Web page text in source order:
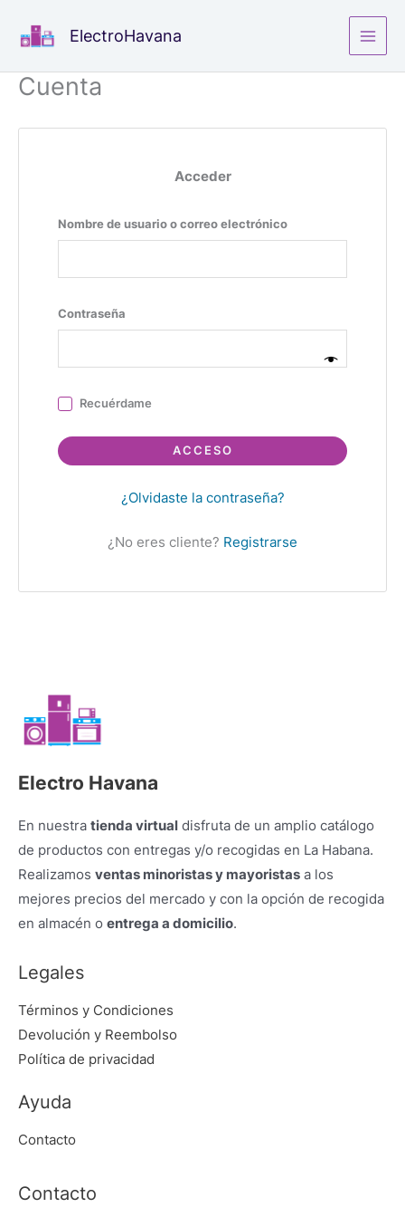
ElectroHavana
Cuenta
Acceder
Nombre de usuario o correo electrónico
Contraseña
Recuérdame
ACCESO
¿Olvidaste la contraseña?
¿No eres cliente? Registrarse
Electro Havana
En nuestra tienda virtual disfruta de un amplio catálogo
de productos con entregas y/o recogidas en La Habana.
Realizamos ventas minoristas y mayoristas a los
mejores precios del mercado y con la opción de recogida
en almacén o entrega a domicilio.
Legales
Términos y Condiciones
Devolución y Reembolso
Política de privacidad
Ayuda
Contacto
Contacto